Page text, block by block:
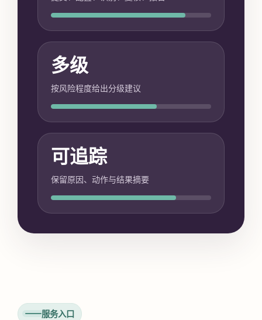
多级
按风险程度给出分级建议
可追踪
保留原因、动作与结果摘要
服务入口